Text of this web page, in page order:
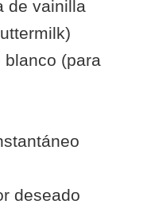
de vainilla
blanco (para
deseado